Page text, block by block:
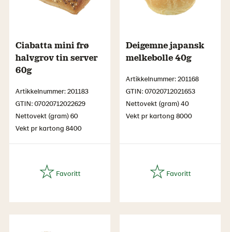
Ciabatta mini frø
halvgrov tin server
60g
Artikkelnummer: 201183
GTIN: 07020712022629
Nettovekt (gram) 60
Vekt pr kartong 8400
Deigemne japansk
melkebolle 40g
Artikkelnummer: 201168
GTIN: 07020712021653
Nettovekt (gram) 40
Vekt pr kartong 8000